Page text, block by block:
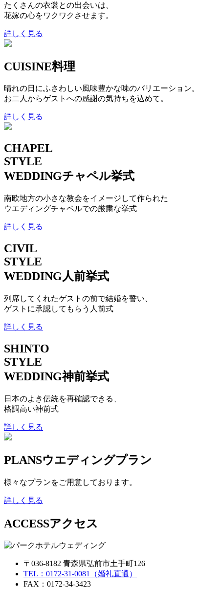
たくさんの衣裳との出会いは、
花嫁の心をワクワクさせます。
詳しく見る
CUISINE料理
晴れの日にふさわしい風味豊かな味のバリエーション。
お二人からゲストへの感謝の気持ちを込めて。
詳しく見る
CHAPEL
STYLE
WEDDINGチャペル挙式
南欧地方の小さな教会をイメージして作られた
ウエディングチャペルでの厳粛な挙式
詳しく見る
CIVIL
STYLE
WEDDING人前挙式
列席してくれたゲストの前で結婚を誓い、
ゲストに承認してもらう人前式
詳しく見る
SHINTO
STYLE
WEDDING神前挙式
日本のよき伝統を再確認できる、
格調高い神前式
詳しく見る
PLANSウエディングプラン
様々なプランをご用意しております。
詳しく見る
ACCESSアクセス
〒036-8182 青森県弘前市土手町126
TEL：0172-31-0081（婚礼直通）
FAX：0172-34-3423